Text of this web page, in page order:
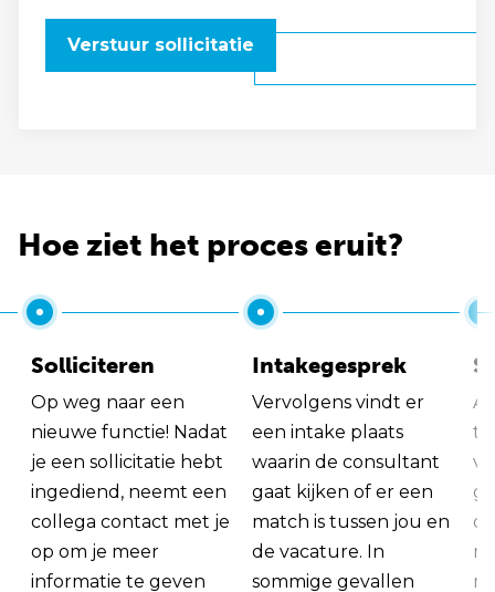
Verstuur sollicitatie
Hoe ziet het proces eruit?
Solliciteren
Op weg naar een
nieuwe functie! Nadat
je een sollicitatie hebt
ingediend, neemt een
collega contact met je
op om je meer
informatie te geven
Intakegesprek
Vervolgens vindt er
een intake plaats
waarin de consultant
gaat kijken of er een
match is tussen jou en
de vacature. In
sommige gevallen